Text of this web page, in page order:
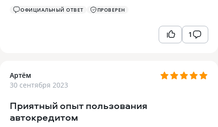
ОФИЦИАЛЬНЫЙ ОТВЕТ ПРОВЕРЕН
1
Артём
30 сентября 2023
Приятный опыт пользования
автокредитом